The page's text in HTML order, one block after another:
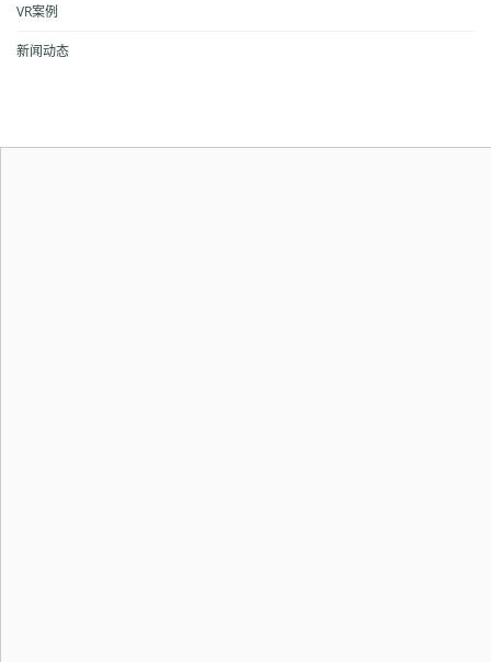
VR案例
新闻动态